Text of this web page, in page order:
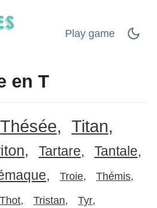
Play game
en T
Thésée Titan
Tartare
Tantale
Troie Thémis
Thot Tristan Tyr